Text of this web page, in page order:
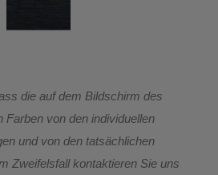
die auf dem Bildschirm des
Farben von den individuellen
und von den tatsächlichen
Zweifelsfall kontaktieren Sie uns